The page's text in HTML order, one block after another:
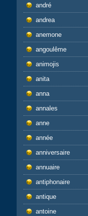
andré
andrea
anemone
angoulême
animojis
anita
anna
annales
anne
année
anniversaire
annuaire
antiphonaire
antique
antoine